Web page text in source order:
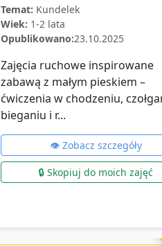
Temat: Kundelek
Wiek: 1-2 lata
Opublikowano:23.10.2025
Zajęcia ruchowe inspirowane
zabawą z małym pieskiem –
ćwiczenia w chodzeniu,
bieganiu i r...
👁️ Zobacz szczegóły
🔒 Skopiuj do moich zajęć